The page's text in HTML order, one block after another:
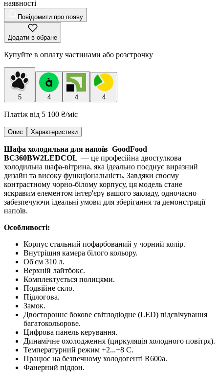
наявності
Повідомити про появу
Додати в обране
Купуйте в оплату частинами або розстрочку
5 4 4 4
Платіж від 5 100 ₴/міс
Опис Характеристики
Шафа холодильна для напоїв GoodFood
BC360BW2LEDCOL — це професійна двостулкова
холодильна шафа-вітрина, яка ідеально поєднує виразний
дизайн та високу функціональність. Завдяки своєму
контрастному чорно-білому корпусу, ця модель стане
яскравим елементом інтер'єру вашого закладу, одночасно
забезпечуючи ідеальні умови для зберігання та демонстрації
напоїв.
Особливості:
Корпус стальний пофарбований у чорний колір.
Внутрішня камера білого кольору.
Об'єм 310 л.
Верхній лайтбокс.
Комплектується полицями.
Подвійне скло.
Підлогова.
Замок.
Двостороннє бокове світлодіодне (LED) підсвічування
багатокольорове.
Цифрова панель керування.
Динамічне охолодження (циркуляція холодного повітря).
Температурний режим +2...+8 С.
Працює на безпечному холодогенті R600a.
Фанерний піддон.